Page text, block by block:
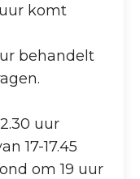
komt
behandelt
uur
17-17.45
om 19 uur